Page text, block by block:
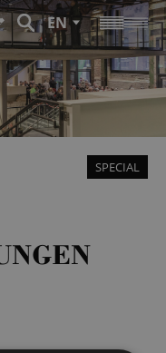
EN
SPECIAL